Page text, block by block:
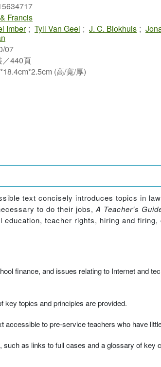
Francis
Imber ; Tyll Van Geel ; J. C. Blokhuis ;
07
／440頁
(高/寬/厚)
text concisely introduces topics in
to do their jobs, A Teacher's
teacher rights, hiring and firing,
finance, and issues relating to Internet and
key topics and principles are provided.
to pre-service teachers who have
as links to full cases and a glossary of key